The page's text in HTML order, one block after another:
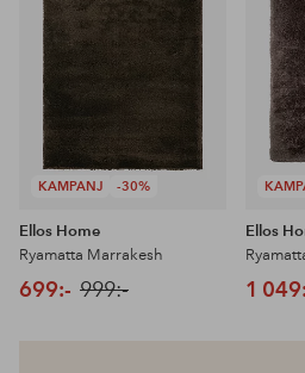
KAMPANJ -30%
Ellos Home
Ryamatta Marrakesh
699:- 999:-
Ellos
1